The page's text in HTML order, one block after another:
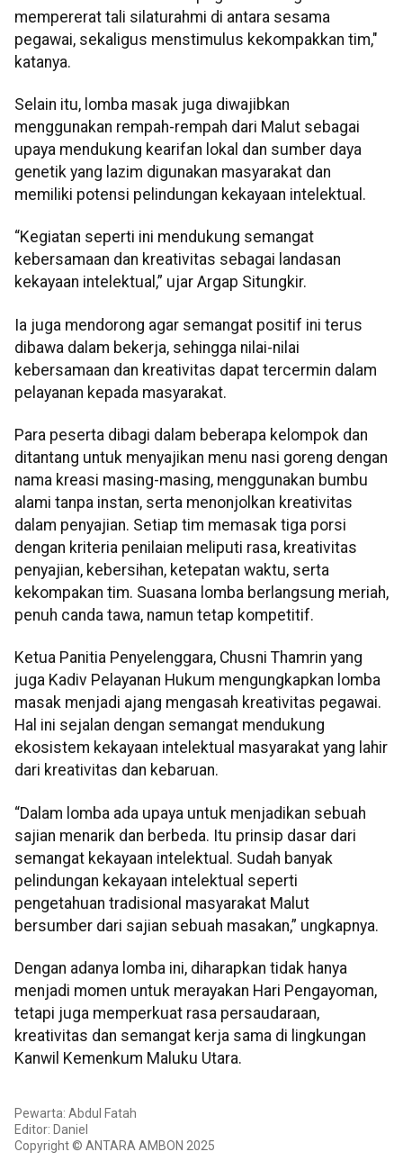
mempererat tali silaturahmi di antara sesama
pegawai, sekaligus menstimulus kekompakkan tim,"
katanya.
Selain itu, lomba masak juga diwajibkan
menggunakan rempah-rempah dari Malut sebagai
upaya mendukung kearifan lokal dan sumber daya
genetik yang lazim digunakan masyarakat dan
memiliki potensi pelindungan kekayaan intelektual.
“Kegiatan seperti ini mendukung semangat
kebersamaan dan kreativitas sebagai landasan
kekayaan intelektual,” ujar Argap Situngkir.
Ia juga mendorong agar semangat positif ini terus
dibawa dalam bekerja, sehingga nilai-nilai
kebersamaan dan kreativitas dapat tercermin dalam
pelayanan kepada masyarakat.
Para peserta dibagi dalam beberapa kelompok dan
ditantang untuk menyajikan menu nasi goreng dengan
nama kreasi masing-masing, menggunakan bumbu
alami tanpa instan, serta menonjolkan kreativitas
dalam penyajian. Setiap tim memasak tiga porsi
dengan kriteria penilaian meliputi rasa, kreativitas
penyajian, kebersihan, ketepatan waktu, serta
kekompakan tim. Suasana lomba berlangsung meriah,
penuh canda tawa, namun tetap kompetitif.
Ketua Panitia Penyelenggara, Chusni Thamrin yang
juga Kadiv Pelayanan Hukum mengungkapkan lomba
masak menjadi ajang mengasah kreativitas pegawai.
Hal ini sejalan dengan semangat mendukung
ekosistem kekayaan intelektual masyarakat yang lahir
dari kreativitas dan kebaruan.
“Dalam lomba ada upaya untuk menjadikan sebuah
sajian menarik dan berbeda. Itu prinsip dasar dari
semangat kekayaan intelektual. Sudah banyak
pelindungan kekayaan intelektual seperti
pengetahuan tradisional masyarakat Malut
bersumber dari sajian sebuah masakan,” ungkapnya.
Dengan adanya lomba ini, diharapkan tidak hanya
menjadi momen untuk merayakan Hari Pengayoman,
tetapi juga memperkuat rasa persaudaraan,
kreativitas dan semangat kerja sama di lingkungan
Kanwil Kemenkum Maluku Utara.
Pewarta: Abdul Fatah
Editor: Daniel
Copyright © ANTARA AMBON 2025